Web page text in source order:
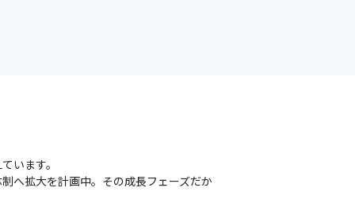
います。
へ拡大を計画中。その成長フェーズだか